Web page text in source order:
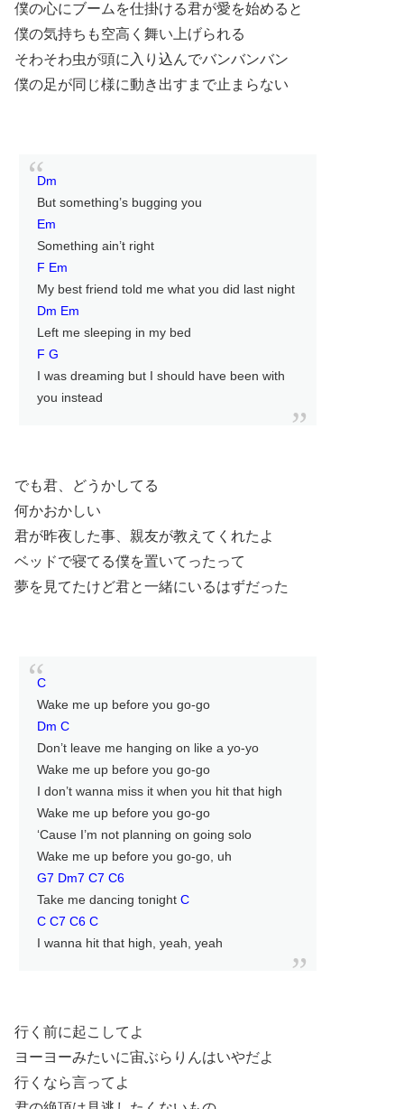
僕の心にブームを仕掛ける君が愛を始めると
僕の気持ちも空高く舞い上げられる
そわそわ虫が頭に入り込んでバンバンバン
僕の足が同じ様に動き出すまで止まらない
Dm
But something’s bugging you
Em
Something ain’t right
F Em
My best friend told me what you did last night
Dm Em
Left me sleeping in my bed
F G
I was dreaming but I should have been with
you instead
でも君、どうかしてる
何かおかしい
君が昨夜した事、親友が教えてくれたよ
ベッドで寝てる僕を置いてったって
夢を見てたけど君と一緒にいるはずだった
C
Wake me up before you go-go
Dm C
Don’t leave me hanging on like a yo-yo
Wake me up before you go-go
I don’t wanna miss it when you hit that high
Wake me up before you go-go
‘Cause I’m not planning on going solo
Wake me up before you go-go, uh
G7 Dm7 C7 C6
Take me dancing tonight C
C C7 C6 C
I wanna hit that high, yeah, yeah
行く前に起こしてよ
ヨーヨーみたいに宙ぶらりんはいやだよ
行くなら言ってよ